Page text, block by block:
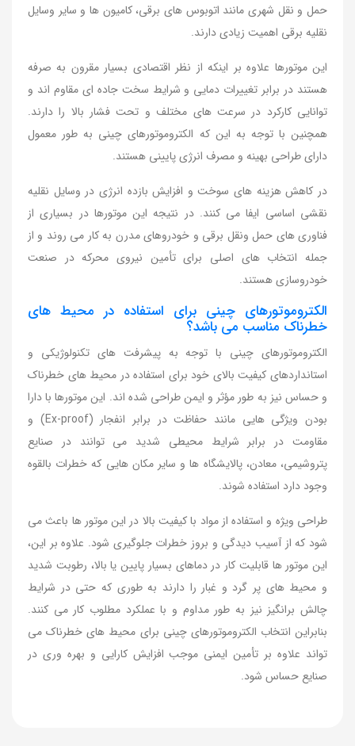
حمل و نقل شهری مانند اتوبوس های برقی، کامیون ها و سایر وسایل
نقلیه برقی اهمیت زیادی دارند.
این موتورها علاوه بر اینکه از نظر اقتصادی بسیار مقرون به صرفه
هستند در برابر تغییرات دمایی و شرایط سخت جاده ای مقاوم اند و
توانایی کارکرد در سرعت های مختلف و تحت فشار بالا را دارند.
همچنین با توجه به این که الکتروموتورهای چینی به طور معمول
دارای طراحی بهینه و مصرف انرژی پایینی هستند.
در کاهش هزینه های سوخت و افزایش بازده انرژی در وسایل نقلیه
نقشی اساسی ایفا می کنند. در نتیجه این موتورها در بسیاری از
فناوری های حمل ونقل برقی و خودروهای مدرن به کار می روند و از
جمله انتخاب های اصلی برای تأمین نیروی محرکه در صنعت
خودروسازی هستند.
الکتروموتورهای چینی برای استفاده در محیط های
خطرناک مناسب می باشد؟
الکتروموتورهای چینی با توجه به پیشرفت های تکنولوژیکی و
استانداردهای کیفیت بالای خود برای استفاده در محیط های خطرناک
و حساس نیز به طور مؤثر و ایمن طراحی شده اند. این موتورها با دارا
بودن ویژگی هایی مانند حفاظت در برابر انفجار (Ex-proof) و
مقاومت در برابر شرایط محیطی شدید می توانند در صنایع
پتروشیمی، معادن، پالایشگاه ها و سایر مکان هایی که خطرات بالقوه
وجود دارد استفاده شوند.
طراحی ویژه و استفاده از مواد با کیفیت بالا در این موتور ها باعث می
شود که از آسیب دیدگی و بروز خطرات جلوگیری شود. علاوه بر این،
این موتور ها قابلیت کار در دماهای بسیار پایین یا بالا، رطوبت شدید
و محیط های پر گرد و غبار را دارند به طوری که حتی در شرایط
چالش برانگیز نیز به طور مداوم و با عملکرد مطلوب کار می کنند.
بنابراین انتخاب الکتروموتورهای چینی برای محیط های خطرناک می
تواند علاوه بر تأمین ایمنی موجب افزایش کارایی و بهره وری در
صنایع حساس شود.